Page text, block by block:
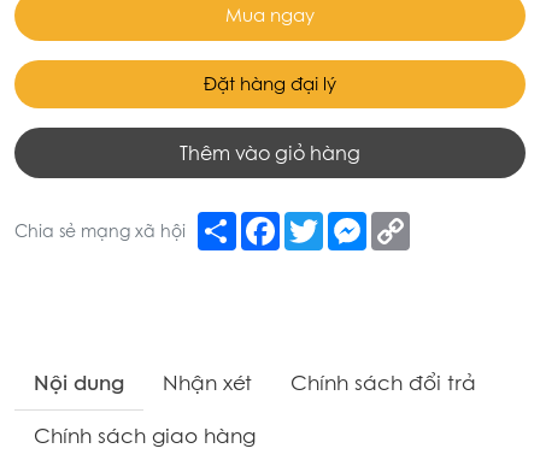
Mua ngay
Đặt hàng đại lý
Thêm vào giỏ hàng
Chia sẻ mạng xã hội Share Facebook
TwitterMessenger
Nội dung Nhận xét
Chính sách đổi trả
Chính sách giao hàng